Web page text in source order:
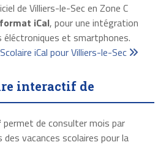
de Villiers-le-Sec en Zone C
iCal, pour une intégration
et smartphones.
iCal pour Villiers-le-Sec
interactif de
permet de consulter mois par
vacances scolaires pour la